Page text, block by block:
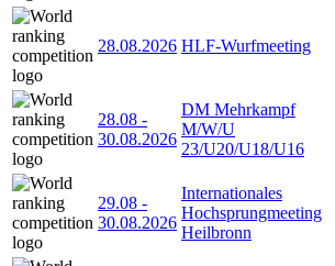
28.08.2026 HLF-Wurfmeeting
28.08 -
30.08.2026
DM Mehrkampf
M/W/U
23/U20/U18/U16
29.08 -
30.08.2026
Internationales
Hochsprungmeeting
Heilbronn